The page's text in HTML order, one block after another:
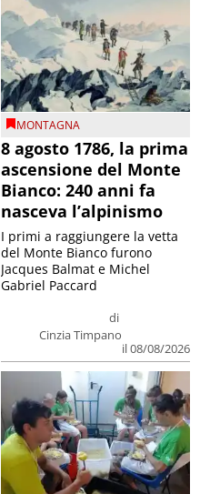
MONTAGNA
8 agosto 1786, la prima
ascensione del Monte
Bianco: 240 anni fa
nasceva l’alpinismo
di
Cinzia Timpano
il 08/08/2026
I primi a raggiungere la vetta
del Monte Bianco furono
Jacques Balmat e Michel
Gabriel Paccard